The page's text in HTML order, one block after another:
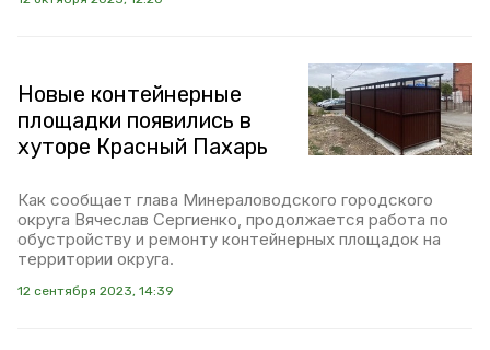
Новые контейнерные
площадки появились в
хуторе Красный Пахарь
Как сообщает глава Минераловодского городского
округа Вячеслав Сергиенко, продолжается работа по
обустройству и ремонту контейнерных площадок на
территории округа.
12 сентября 2023, 14:39